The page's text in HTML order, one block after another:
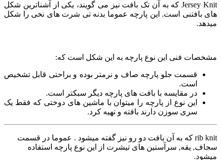
Jersey Knit که به آن
تک بافت نیز می گویند، یکی از آشناترین شکل
های بافتنی است. این پارچه عموما بدنه تی شرت های نخی را شکل
میدهد.
مشخصات فنی این نوع پارچه به این شکل است که:
قسمت جلو پارچه صاف و نرمتر بوده و براحتی قابل تشخیص
است.
در مقایسه با بافت های پارچه دیگر سبکتر است.
این نوع از پارچه را میتوان با ماشین های دوختی که فقط یک
سری سوزن دارند بافته و تهیه کرد.
rib knit که به آن بافت دو رو نیز گفته میشود . عموما در قسمت
سجاف, یقه, سرآستین های تیشرت از این نوع پارچه استفاده
میشود.